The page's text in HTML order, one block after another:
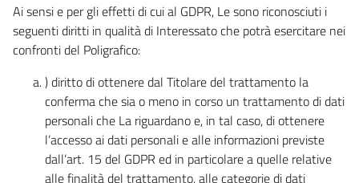
Ai sensi e per gli effetti di cui al GDPR, Le sono riconosciuti i
seguenti diritti in qualità di Interessato che potrà esercitare nei
confronti del Poligrafico:
) diritto di ottenere dal Titolare del trattamento la
conferma che sia o meno in corso un trattamento di dati
personali che La riguardano e, in tal caso, di ottenere
l’accesso ai dati personali e alle informazioni previste
dall’art. 15 del GDPR ed in particolare a quelle relative
alle finalità del trattamento, alle categorie di dati